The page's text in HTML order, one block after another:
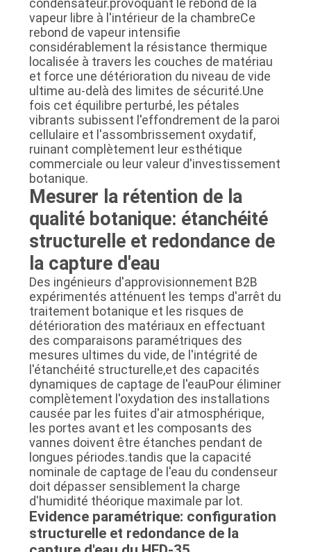
vapeur libre à l'intérieur de la chambreCe
rebond de vapeur intensifie
considérablement la résistance thermique
localisée à travers les couches de matériau
et force une détérioration du niveau de vide
ultime au-delà des limites de sécurité.Une
fois cet équilibre perturbé, les pétales
vibrants subissent l'effondrement de la paroi
cellulaire et l'assombrissement oxydatif,
ruinant complètement leur esthétique
commerciale ou leur valeur d'investissement
botanique.
Mesurer la rétention de la
qualité botanique: étanchéité
structurelle et redondance de
la capture d'eau
Des ingénieurs d'approvisionnement B2B
expérimentés atténuent les temps d'arrêt du
traitement botanique et les risques de
détérioration des matériaux en effectuant
des comparaisons paramétriques des
mesures ultimes du vide, de l'intégrité de
l'étanchéité structurelle,et des capacités
dynamiques de captage de l'eauPour éliminer
complètement l'oxydation des installations
causée par les fuites d'air atmosphérique,
les portes avant et les composants des
vannes doivent être étanches pendant de
longues périodes.tandis que la capacité
nominale de captage de l'eau du condenseur
doit dépasser sensiblement la charge
d'humidité théorique maximale par lot.
Evidence paramétrique: configuration
structurelle et redondance de la